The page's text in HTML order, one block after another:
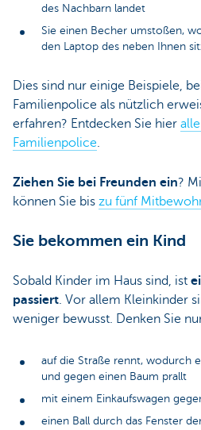
des Nachbarn landet
Sie einen Becher umstoßen,
den Laptop des neben Ihnen
Dies sind nur einige Beispiele,
Familienpolice als nützlich
erfahren? Entdecken Sie hier
Familienpolice.
Ziehen Sie bei Freunden ein?
können Sie bis zu fünf
Sie bekommen ein Kind
Sobald Kinder im Haus sind, ist
passiert. Vor allem Kleinkinder
weniger bewusst. Denken Sie
auf die Straße rennt, wodurch
und gegen einen Baum prallt
mit einem Einkaufswagen
einen Ball durch das Fenster